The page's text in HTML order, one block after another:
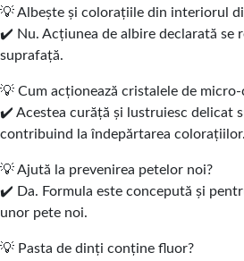
💡 Albește și colorațiile din interiorul
✔️ Nu. Acțiunea de albire declarată se
suprafață.
💡 Cum acționează cristalele de
✔️ Acestea curăță și lustruiesc delicat
contribuind la îndepărtarea colorațiilor.
💡 Ajută la prevenirea petelor noi?
✔️ Da. Formula este concepută și
unor pete noi.
💡 Pasta de dinți conține fluor?